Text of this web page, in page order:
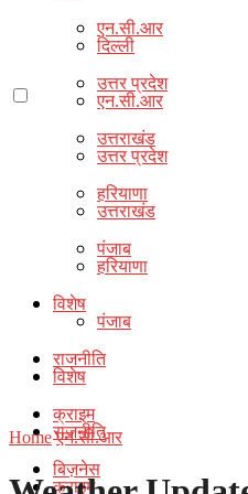
एन.सी.आर
उत्तर प्रदेश
उत्तराखंड
हरियाणा
पंजाब
विशेष
राजनीति
क्राइम
बिज़नेस
दिल्ली
एन.सी.आर
उत्तर प्रदेश
उत्तराखंड
हरियाणा
पंजाब
विशेष
राजनीति
क्राइम
Home एन.सी.आर